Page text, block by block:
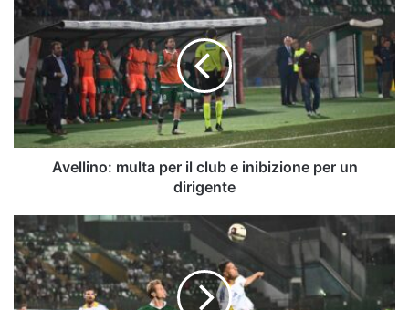
multa
il
club
e
inibizione
per
un
dirigenteAvellino: multa per il club e inibizione per un
dirigente
Gori,
gol
e
sirene
di